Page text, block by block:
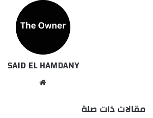
SAID EL HAMDANY
مقالات ذات صلة